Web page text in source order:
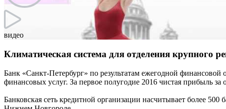
видео
Климатическая система для отделения крупного
Банк «Санкт-Петербург» по результатам ежегодной финансовой
финансовых услуг. За первое полугодие 2016 чистая прибыль
Банковская сеть кредитной организации насчитывает более